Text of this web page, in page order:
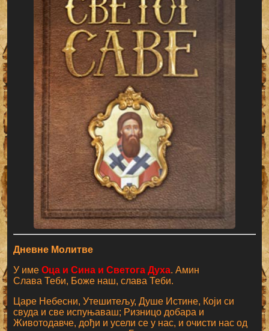
Дневне Молитве
У имеОца и Сина и Светога Духа. Амин
Слава Теби, Боже наш, слава Теби.
Царе Небесни, Утешитељу, Душе Истине, Који си
свуда и све испуњаваш; Ризницо добара и
Животодавче, дођи и усели се у нас, и очисти нас од